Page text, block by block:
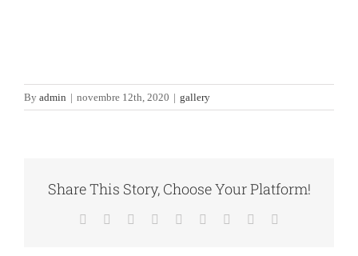
By admin | novembre 12th, 2020 | gallery
Share This Story, Choose Your Platform!
Facebook Reddit LinkedInWhatsApp
TumblrPinterest